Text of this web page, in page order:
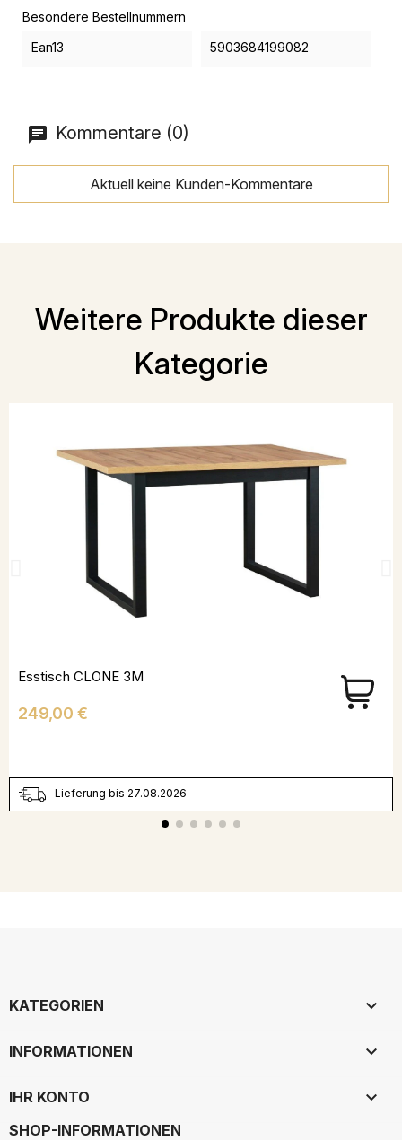
Besondere Bestellnummern
Ean13
5903684199082
Kommentare (0)
Aktuell keine Kunden-Kommentare
Weitere Produkte dieser
Kategorie
Esstisch CLONE 3M
Preis
249,00 €
Lieferung bis 27.08.2026
KATEGORIEN 
INFORMATIONEN 
IHR KONTO 
SHOP-INFORMATIONEN